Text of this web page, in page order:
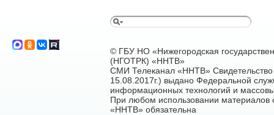
© ГБУ НО «Нижегородская
(НГОТРК) «ННТВ»
СМИ Телеканал «ННТВ»
15.08.2017г.) выдано Федеральной
информационных технологий и
При любом использовании материалов
«ННТВ» обязательна